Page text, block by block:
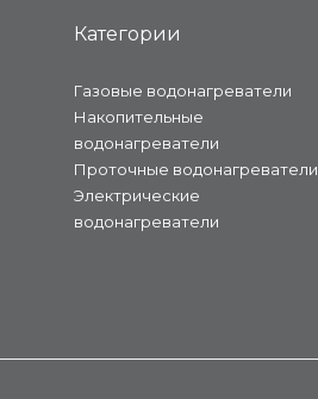
Категории
Газовые водонагреватели
Накопительные
водонагреватели
Проточные водонагреватели
Электрические
водонагреватели